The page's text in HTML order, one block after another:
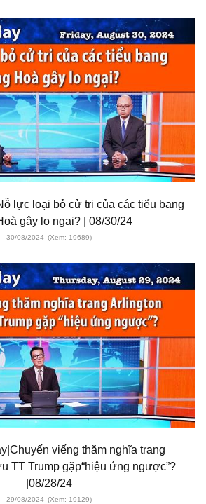
lực loại bỏ cử tri của các tiểu bang
gây lo ngại? | 08/30/24
30/08/2024 (Xem: 19689)
viếng thăm nghĩa trang
TT Trump gặp“hiệu ứng ngược”?
|08/28/24
29/08/2024 (Xem: 19129)